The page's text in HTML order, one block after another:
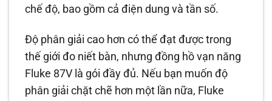
chế độ, bao gồm cả điện dung và tần số.
Độ phân giải cao hơn có thể đạt được trong
thế giới đo niết bàn, nhưng đồng hồ vạn năng
Fluke 87V là gói đầy đủ. Nếu bạn muốn độ
phân giải chặt chẽ hơn một lần nữa, Fluke